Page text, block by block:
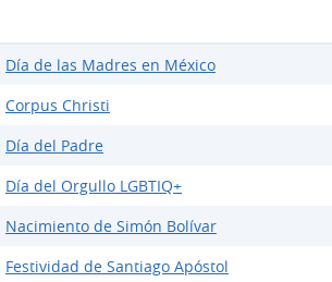
Día de las Madres en México
Corpus Christi
Día del Padre
Día del Orgullo LGBTIQ+
Nacimiento de Simón Bolívar
Festividad de Santiago Apóstol